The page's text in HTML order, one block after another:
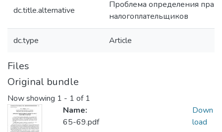
dc.title.alternative
Проблема определения
налогоплательщиков
dc.type Article
Files
Original bundle
Now showing 1 - 1 of 1
Name:
65-69.pdf
Down
load